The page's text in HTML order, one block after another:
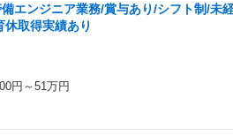
エンジニア業務/賞与あり/シフト制/未
取得実績あり
円～51万円